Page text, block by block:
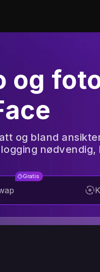
og
og bland
Gratis